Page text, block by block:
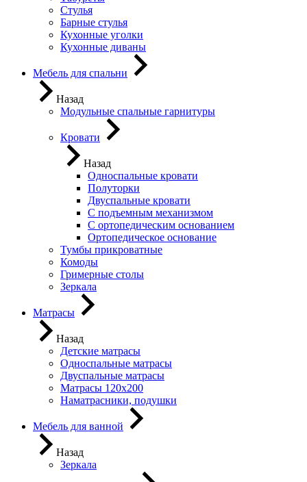
Стулья
Барные стулья
Кухонные уголки
Кухонные диваны
Мебель для спальни
Назад
Модульные спальные гарнитуры
Кровати
Назад
Односпальные кровати
Полуторки
Двуспальные кровати
С подъемным механизмом
С ортопедическим основанием
Ортопедическое основание
Тумбы прикроватные
Комоды
Гримерные столы
Зеркала
Матрасы
Назад
Детские матрасы
Односпальные матрасы
Двуспальные матрасы
Матрасы 120х200
Наматрасники, подушки
Мебель для ванной
Назад
Зеркала